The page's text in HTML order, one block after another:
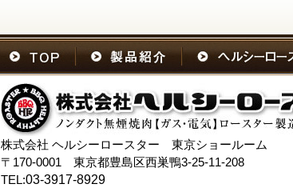
株式会社 ヘルシーロースター 東京ショールーム
〒170-0001 東京都豊島区西巣鴨3-25-11-208
TEL:03-3917-8929